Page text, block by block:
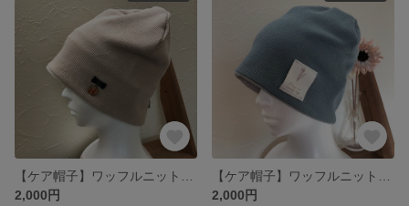
2,000円
2,000円